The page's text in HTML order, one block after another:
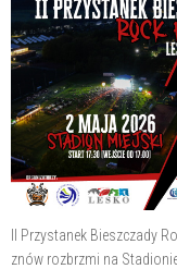
II Przystanek Bieszczady
znów rozbrzmi na